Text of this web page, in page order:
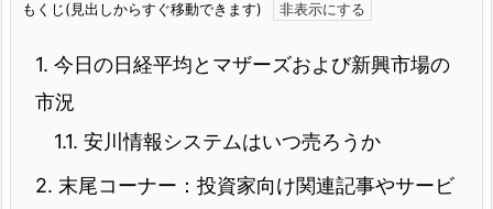
もくじ(見出しからすぐ移動できます)
1. 今日の日経平均とマザーズおよび新興市場の
市況
1.1. 安川情報システムはいつ売ろうか
2. 末尾コーナー：投資家向け関連記事やサービ